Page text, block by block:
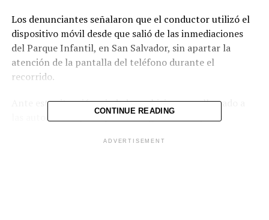
Los denunciantes señalaron que el conductor utilizó el
dispositivo móvil desde que salió de las inmediaciones
del Parque Infantil, en San Salvador, sin apartar la
atención de la pantalla del teléfono durante el
recorrido.
Ante esta situación, ciudadanos hicieron un llamado a
las autoridades para que investiguen este tipo de
para quienes utilizan el transporte colectivo.
CONTINUE READING
ADVERTISEMENT